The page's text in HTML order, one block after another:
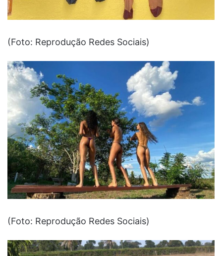
(Foto: Reprodução Redes Sociais)
(Foto: Reprodução Redes Sociais)